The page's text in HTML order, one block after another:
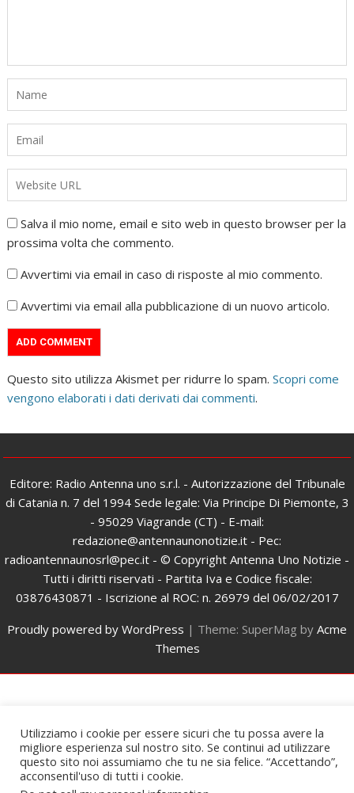
Salva il mio nome, email e sito web in questo browser per la
prossima volta che commento.
Avvertimi via email in caso di risposte al mio commento.
Avvertimi via email alla pubblicazione di un nuovo articolo.
Questo sito utilizza Akismet per ridurre lo spam.Scopri come
vengono elaborati i dati derivati dai commenti.
Editore: Radio Antenna uno s.r.l. - Autorizzazione del Tribunale
di Catania n. 7 del 1994 Sede legale: Via Principe Di Piemonte, 3
- 95029 Viagrande (CT) - E-mail:
redazione@antennaunonotizie.it - Pec:
radioantennaunosrl@pec.it - © Copyright Antenna Uno Notizie -
Tutti i diritti riservati - Partita Iva e Codice fiscale:
03876430871 - Iscrizione al ROC: n. 26979 del 06/02/2017
Proudly powered by WordPress | Theme: SuperMag by Acme
Themes
Utilizziamo i cookie per essere sicuri che tu possa avere la
migliore esperienza sul nostro sito. Se continui ad utilizzare
questo sito noi assumiamo che tu ne sia felice. “Accettando”,
acconsentil'uso di tutti i cookie.